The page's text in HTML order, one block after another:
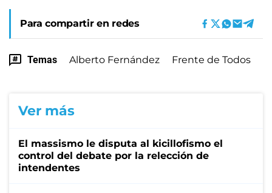
Para compartir en redes
Temas Alberto Fernández Frente de Todos
Ver más
El massismo le disputa al kicillofismo el
control del debate por la relección de
intendentes